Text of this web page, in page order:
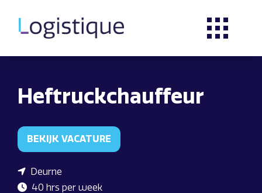
Heftruckchauffeur
BEKIJK VACATURE
Deurne
40 hrs per week